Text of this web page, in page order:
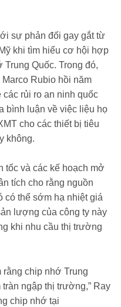
sự phản đối gay gắt từ
khi tìm hiểu cơ hội hợp
Quốc. Trong đó,
Rubio hồi năm
rủi ro an ninh quốc
bình luận về việc liệu họ
cho các thiết bị tiêu
không.
tốc và các kế hoạch mở
tích cho rằng nguồn
có thể sớm hạ nhiệt giá
lượng của công ty này
khi nhu cầu thị trường
rằng chip nhớ Trung
ngập thị trường,” Ray
chip nhớ tại